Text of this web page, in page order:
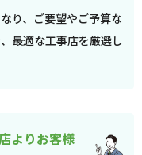
り、ご要望やご予算な
最適な工事店を厳選し
よりお客様